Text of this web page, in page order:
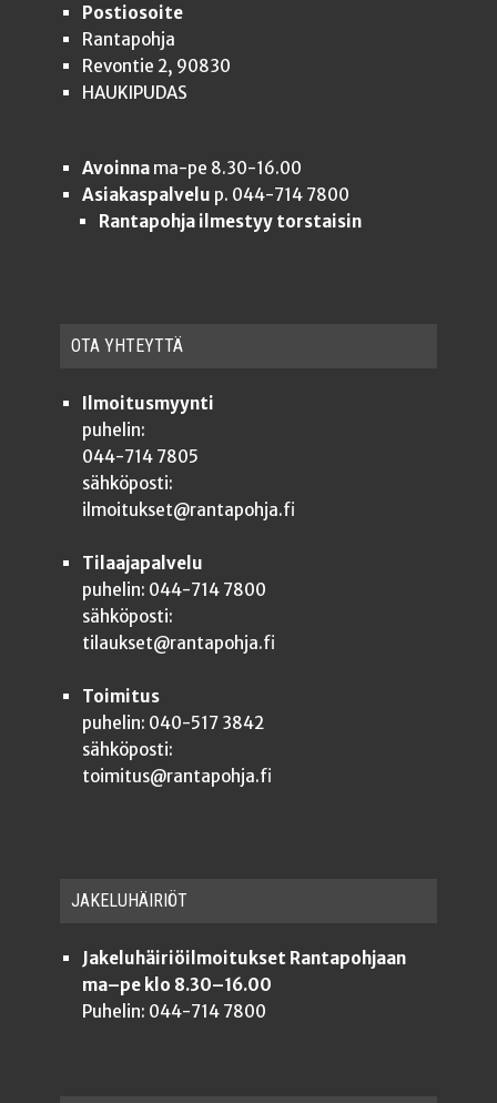
Postiosoite
Rantapohja
Revontie 2, 90830
HAUKIPUDAS
Avoinnama-pe 8.30-16.00
Asiakaspalvelu p. 044-714 7800
Rantapohja ilmestyy torstaisin
OTA YHTEYT­TÄ
Ilmoitusmyynti
puhelin:
044-714 7805
sähköposti:
ilmoitukset@rantapohja.fi
Tilaajapalvelu
puhelin: 044-714 7800
sähköposti:
tilaukset@rantapohja.fi
Toimitus
puhelin: 040-517 3842
sähköposti:
toimitus@rantapohja.fi
JAKE­LU­HÄI­RIÖT
Jakeluhäiriöilmoitukset Rantapohjaan
ma–pe klo 8.30–16.00
Puhelin: 044-714 7800